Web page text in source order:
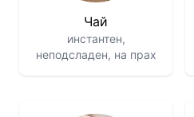
Чай
инстантен,
неподсладен, на прах